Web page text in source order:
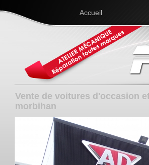
Accueil
Vente de voitures d'occasion
morbihan